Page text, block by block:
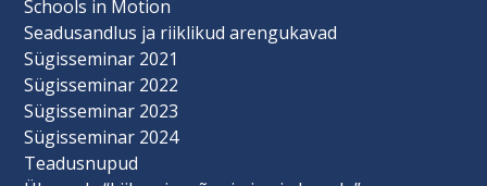
Schools in Motion
Seadusandlus ja riiklikud arengukavad
Sügisseminar 2021
Sügisseminar 2022
Sügisseminar 2023
Sügisseminar 2024
Teadusnupud